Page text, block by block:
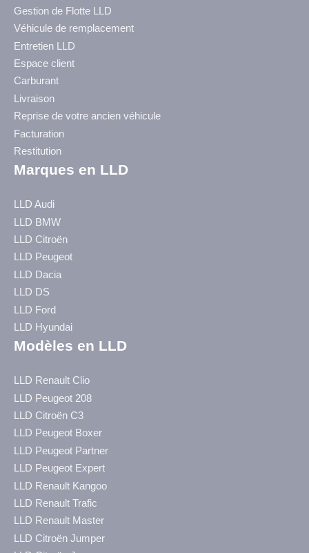
Gestion de Flotte LLD
Véhicule de remplacement
Entretien LLD
Espace client
Carburant
Livraison
Reprise de votre ancien véhicule
Facturation
Restitution
Marques en LLD
LLD Audi
LLD BMW
LLD Citroën
LLD Peugeot
LLD Dacia
LLD DS
LLD Ford
LLD Hyundai
Modèles en LLD
LLD Renault Clio
LLD Peugeot 208
LLD Citroën C3
LLD Peugeot Boxer
LLD Peugeot Partner
LLD Peugeot Expert
LLD Renault Kangoo
LLD Renault Trafic
LLD Renault Master
LLD Citroën Jumper